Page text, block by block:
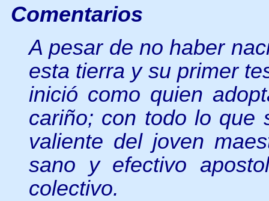
Comentarios
A pesar de no haber
esta tierra y su primer
inició como quien
cariño; con todo lo que
valiente del joven
sano y efectivo
colectivo.